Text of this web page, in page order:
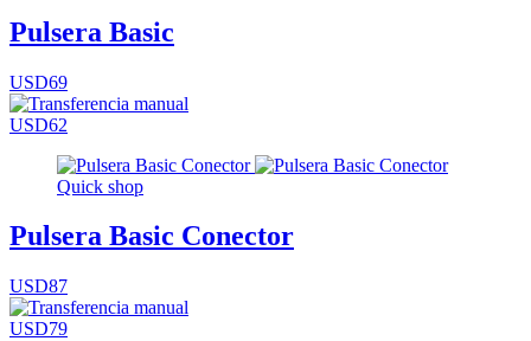
Pulsera Basic
USD69
USD62
Quick shop
Pulsera Basic Conector
USD87
USD79